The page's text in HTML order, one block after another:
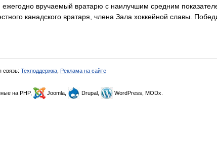
ежегодно вручаемый вратарю с наилучшим средним
канадского вратаря, члена Зала хоккейной славы.
связь: Техподдержка Реклама на сайте
на PHP, Joomla, Drupal, WordPress, MODx.